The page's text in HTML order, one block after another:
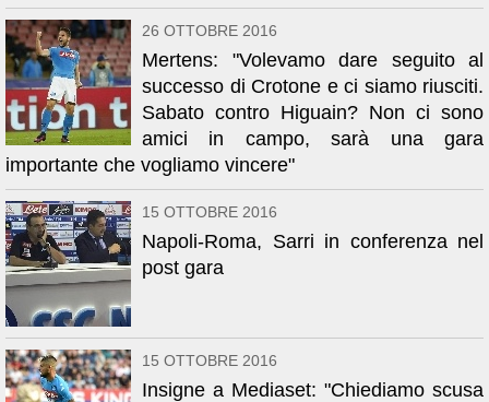
26 OTTOBRE 2016
Mertens: "Volevamo dare seguito al
successo di Crotone e ci siamo riusciti.
Sabato contro Higuain? Non ci sono
amici in campo, sarà una gara
importante che vogliamo vincere"
15 OTTOBRE 2016
Napoli-Roma, Sarri in conferenza nel
post gara
15 OTTOBRE 2016
Insigne a Mediaset: "Chiediamo scusa